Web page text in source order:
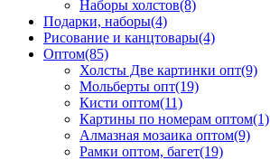
Наборы холстов(8)
Подарки, наборы(4)
Рисование и канцтовары(4)
Оптом(85)
Холсты Две картинки опт(9)
Мольберты опт(19)
Кисти оптом(11)
Картины по номерам оптом(1)
Алмазная мозаика оптом(9)
Рамки оптом, багет(19)